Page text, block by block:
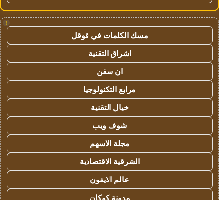
!
مسك الكلمات في قوقل
اشراق التقنية
ان سفن
مرابع التكنولوجيا
خيال التقنية
شوف ويب
مجلة الاسهم
الشرقية الاقتصادية
عالم الايفون
مدونة كوكان